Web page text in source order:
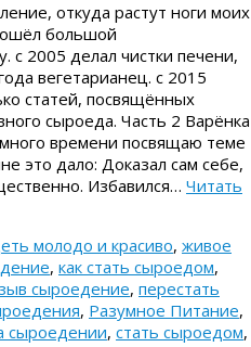
откуда растут ноги моих
большой
с 2005 делал чистки печени,
вегетарианец. с 2015
статей, посвящённых
сыроеда. Часть 2 Варёнка
времени посвящаю теме
это дало: Доказал сам себе,
Избавился… Читать
молодо и красиво, живое
, как стать сыроедом,
сыроедение, перестать
, Разумное Питание,
сыроедении, стать сыроедом,